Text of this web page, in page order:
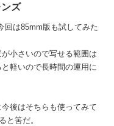
ズ
回は85mm版も試してみた
小さいので写せる範囲は
軽いので長時間の運用に
後はそちらも使ってみて
と筈だ。